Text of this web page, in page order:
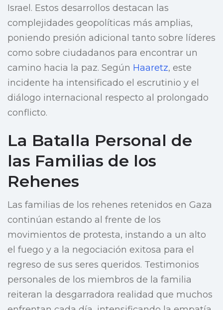
Israel. Estos desarrollos destacan las
complejidades geopolíticas más amplias,
poniendo presión adicional tanto sobre líderes
como sobre ciudadanos para encontrar un
camino hacia la paz. Según Haaretz, este
incidente ha intensificado el escrutinio y el
diálogo internacional respecto al prolongado
conflicto.
La Batalla Personal de
las Familias de los
Rehenes
Las familias de los rehenes retenidos en Gaza
continúan estando al frente de los
movimientos de protesta, instando a un alto
el fuego y a la negociación exitosa para el
regreso de sus seres queridos. Testimonios
personales de los miembros de la familia
reiteran la desgarradora realidad que muchos